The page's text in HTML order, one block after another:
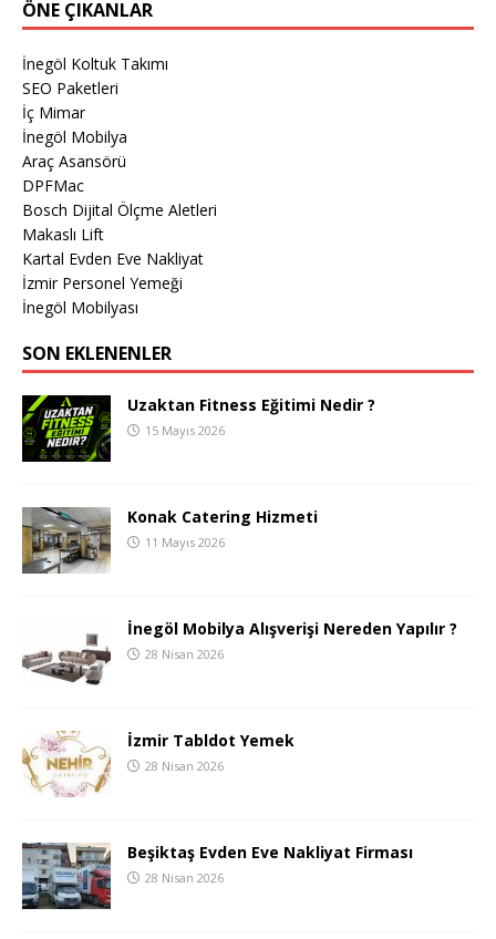
ÖNE ÇIKANLAR
İnegöl Koltuk Takımı
SEO Paketleri
İç Mimar
İnegöl Mobilya
Araç Asansörü
DPFMac
Bosch Dijital Ölçme Aletleri
Makaslı Lift
Kartal Evden Eve Nakliyat
İzmir Personel Yemeği
İnegöl Mobilyası
SON EKLENENLER
Uzaktan Fitness Eğitimi Nedir ?
15 Mayıs 2026
Konak Catering Hizmeti
11 Mayıs 2026
İnegöl Mobilya Alışverişi Nereden Yapılır ?
28 Nisan 2026
İzmir Tabldot Yemek
28 Nisan 2026
Beşiktaş Evden Eve Nakliyat Firması
28 Nisan 2026